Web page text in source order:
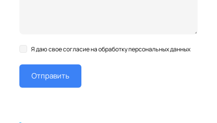
Я даю свое согласие на обработку персональных данных